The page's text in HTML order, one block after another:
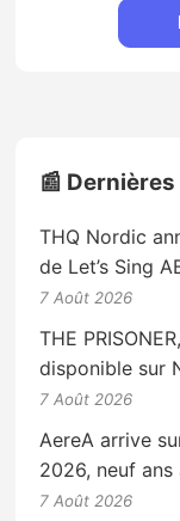
📰
THQ Nordic
de Let’s Sing
7 Août 2026
THE
disponible sur
7 Août 2026
AereA arrive
2026, neuf
7 Août 2026